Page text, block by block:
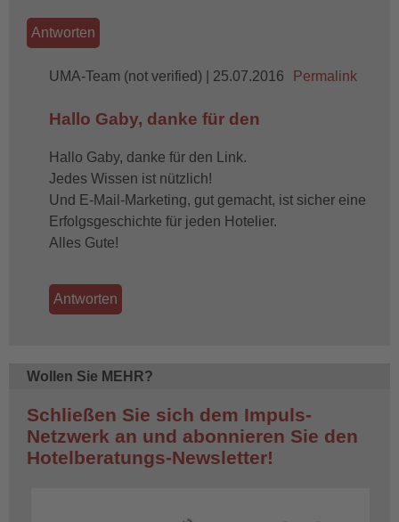
Antworten
UMA-Team (not verified) | 25.07.2016
In
to
Werner.
Danke
für
einen
by
Engelbart
(not
Permalink
Hallo Gaby, danke für den
Hallo Gaby, danke für den Link.
Jedes Wissen ist nützlich!
Und E-Mail-Marketing, gut gemacht, ist sicher eine
Erfolgsgeschichte für jeden Hotelier.
Alles Gute!
Antworten
Wollen Sie MEHR?
Schließen Sie sich dem Impuls-
Netzwerk an und abonnieren Sie den
Hotelberatungs-Newsletter!